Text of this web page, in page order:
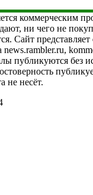
коммерческим
ни чего не
Сайт представляет
news.rambler.ru,
публикуются без
не несёт.